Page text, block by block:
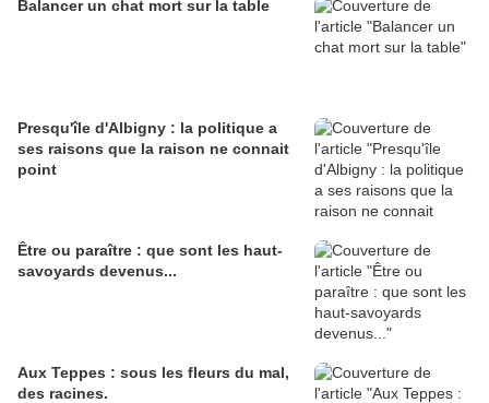
Balancer un chat mort sur la table
Presqu'île d'Albigny : la politique a
ses raisons que la raison ne connait
point
Être ou paraître : que sont les haut-
savoyards devenus...
Aux Teppes : sous les fleurs du mal,
des racines.